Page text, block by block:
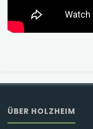
ÜBER HOLZHEIM